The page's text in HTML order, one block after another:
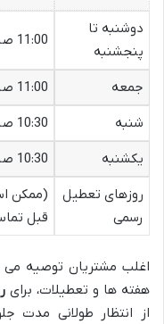
دوشنبه تا
پنجشنبه
11:00 صبح – 10:00 شب
جمعه
11:00 صبح – 10:30 شب
شنبه
10:30 صبح – 10:30 شب
یکشنبه
10:30 صبح – 10:00 شب
روزهای تعطیل
رسمی
(ممکن
قبل
اغلب مشتریان توصیه می
هفته ها و تعطیلات، برای
از انتظار طولانی مدت